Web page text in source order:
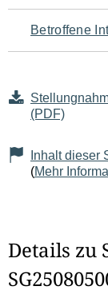
für
den
Betroffene
(PDF)
Inhalt dieser
(Mehr
Details zu